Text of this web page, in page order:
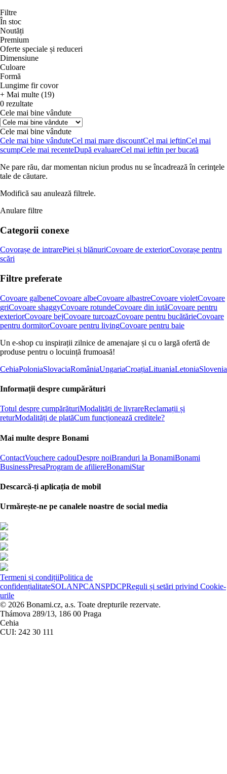
Filtre
În stoc
Noutăți
Premium
Oferte speciale și reduceri
Dimensiune
Culoare
Formă
Lungime fir covor
+ Mai multe (19)
0 rezultate
Cele mai bine vândute
Cele mai bine vândute
Cele mai bine vânduteCel mai mare discountCel mai ieftinCel mai
scumpCele mai recenteDupă evaluareCel mai ieftin per bucată
Ne pare rău, dar momentan niciun produs nu se încadrează în cerinţele
tale de căutare.
Modifică sau anulează filtrele.
Anulare filtre
Categorii conexe
Covorașe de intrarePiei și blănuriCovoare de exteriorCovorașe pentru
scări
Filtre preferate
Covoare galbeneCovoare albeCovoare albastreCovoare violetCovoare
griCovoare shaggyCovoare rotundeCovoare din iutăCovoare pentru
exteriorCovoare bejCovoare turcoazCovoare pentru bucătărieCovoare
pentru dormitorCovoare pentru livingCovoare pentru baie
Un e-shop cu inspirații zilnice de amenajare și cu o largă ofertă de
produse pentru o locuință frumoasă!
CehiaPoloniaSlovaciaRomâniaUngariaCroațiaLituaniaLetoniaSlovenia
Informații despre cumpărături
Totul despre cumpărăturiModalități de livrareReclamații și
returModalități de platăCum funcționează creditele?
Mai multe despre Bonami
ContactVouchere cadouDespre noiBranduri la BonamiBonami
BusinessPresaProgram de afiliereBonamiStar
Descarcă-ți aplicația de mobil
Urmărește-ne pe canalele noastre de social media
Termeni și condițiiPolitica de
confidențialitateSOLANPCANSPDCPReguli și setări privind Cookie-
urile
© 2026 Bonami.cz, a.s. Toate drepturile rezervate.
Thámova 289/13, 186 00 Praga
Cehia
CUI: 242 30 111